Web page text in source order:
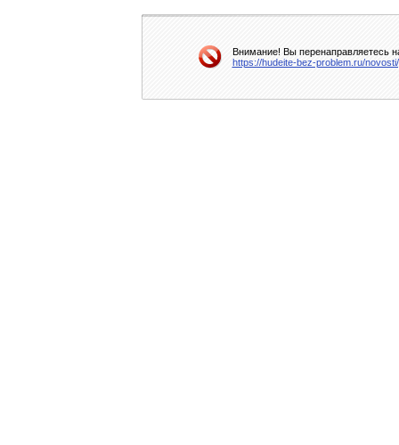
Внимание! Вы перенаправляетесь
https://hudeite-bez-problem.ru/